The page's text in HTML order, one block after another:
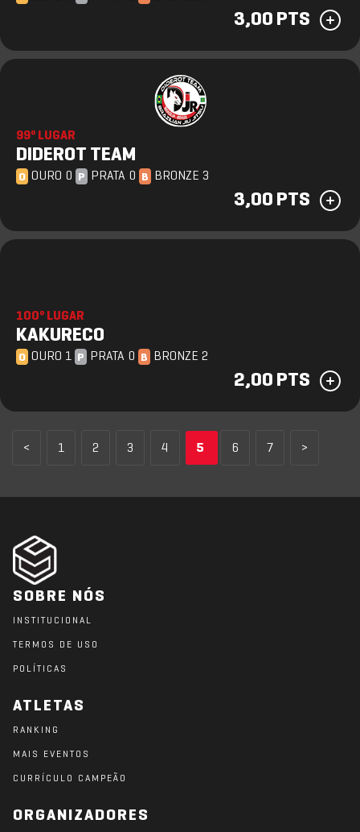
3,00 PTS
99º LUGAR
DIDEROT TEAM
O OURO 0 P PRATA 0 B BRONZE 3
3,00 PTS
100º LUGAR
KAKURECO
O OURO 1 P PRATA 0 B BRONZE 2
2,00 PTS
< 1 2 3 4 5 6 7 >
SOBRE NÓS
INSTITUCIONAL
TERMOS DE USO
POLÍTICAS
ATLETAS
RANKING
MAIS EVENTOS
CURRÍCULO CAMPEÃO
ORGANIZADORES